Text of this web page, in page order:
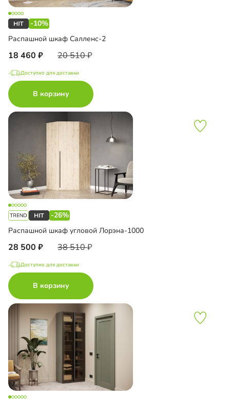
-10%
Распашной шкаф Салленс-2
18 460 20 510
Доступно для доставки
В корзину
-26%
Распашной шкаф угловой Лорэна-1000
28 500 38 510
Доступно для доставки
В корзину